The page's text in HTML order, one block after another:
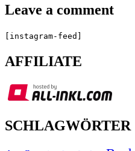
Leave a comment
[instagram-feed]
AFFILIATE
SCHLAGWÖRTER